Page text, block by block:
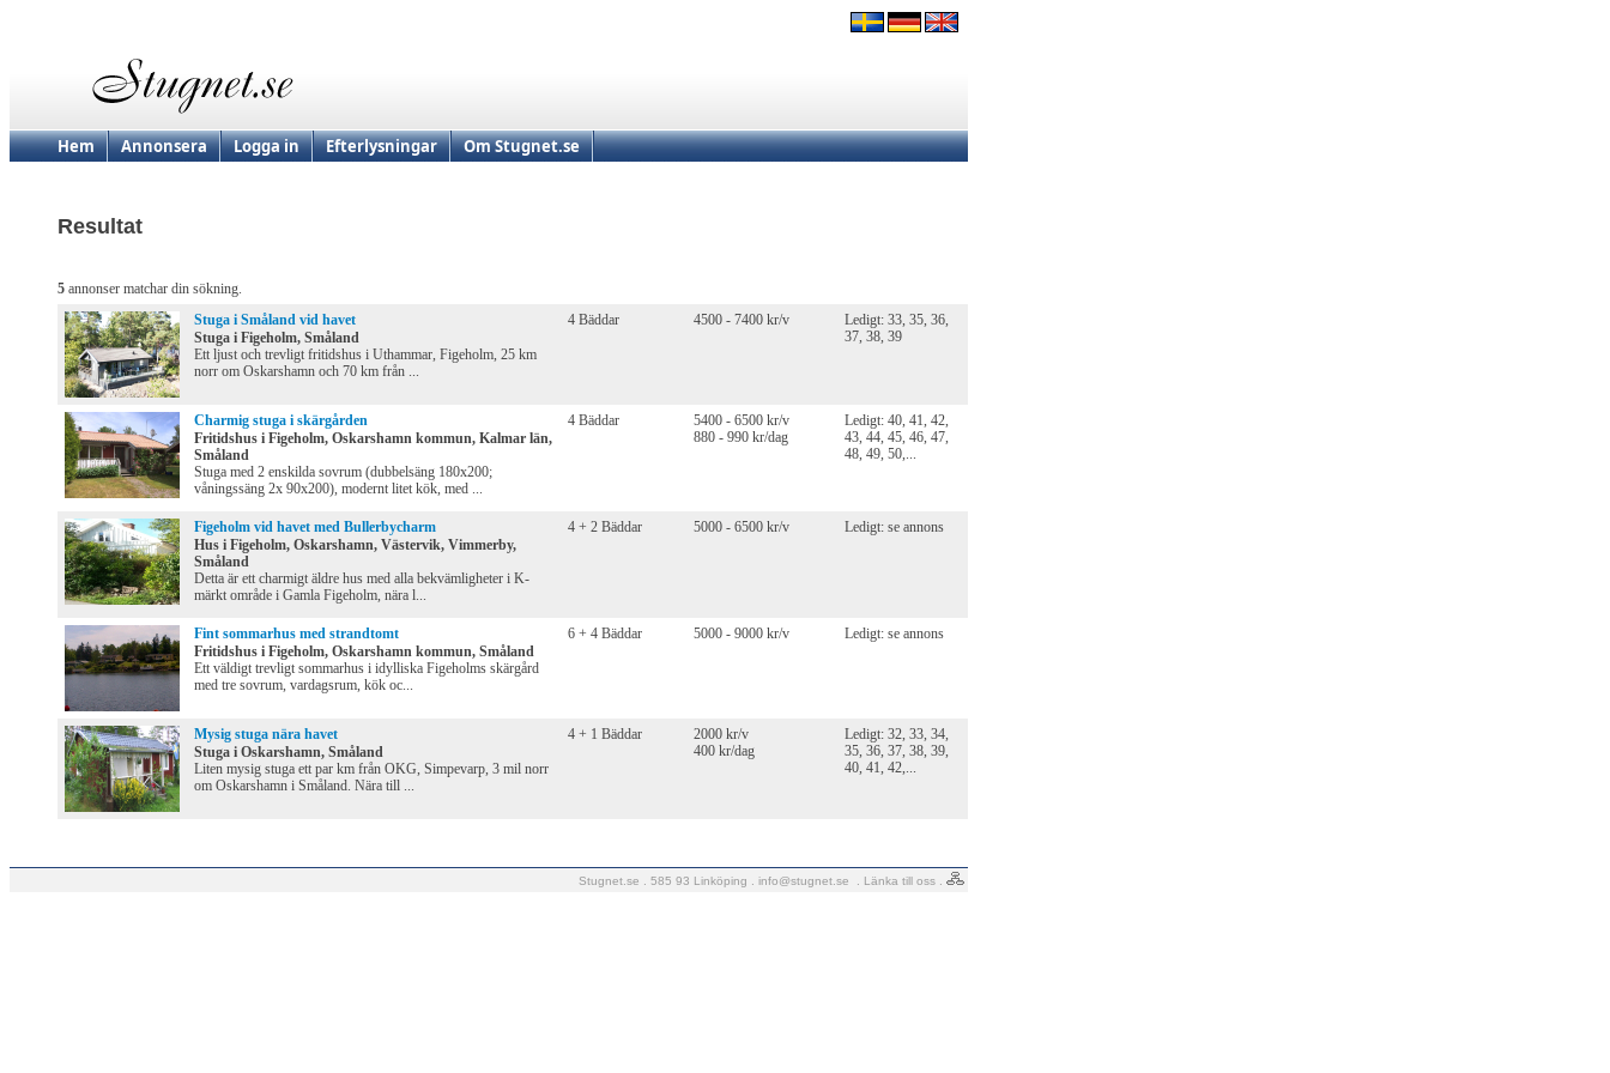
Hem Annonsera Logga in Efterlysningar Om Stugnet.se
Resultat
5 annonser matchar din sökning.
Stuga i Småland vid havet
Stuga i Figeholm, Småland
Ett ljust och trevligt fritidshus i Uthammar, Figeholm, 25 km
norr om Oskarshamn och 70 km från ...
4 Bäddar 4500 - 7400 kr/v
Ledigt: 33, 35, 36,
37, 38, 39
Charmig stuga i skärgården
Fritidshus i Figeholm, Oskarshamn kommun, Kalmar län,
Småland
Stuga med 2 enskilda sovrum (dubbelsäng 180x200;
våningssäng 2x 90x200), modernt litet kök, med ...
4 Bäddar
5400 - 6500 kr/v
880 - 990 kr/dag
Ledigt: 40, 41, 42,
43, 44, 45, 46, 47,
48, 49, 50,...
Figeholm vid havet med Bullerbycharm
Hus i Figeholm, Oskarshamn, Västervik, Vimmerby,
Småland
Detta är ett charmigt äldre hus med alla bekvämligheter i K-
märkt område i Gamla Figeholm, nära l...
4 + 2 Bäddar 5000 - 6500 kr/v Ledigt: se annons
Fint sommarhus med strandtomt
Fritidshus i Figeholm, Oskarshamn kommun, Småland
Ett väldigt trevligt sommarhus i idylliska Figeholms skärgård
med tre sovrum, vardagsrum, kök oc...
6 + 4 Bäddar 5000 - 9000 kr/v Ledigt: se annons
Mysig stuga nära havet
Stuga i Oskarshamn, Småland
Liten mysig stuga ett par km från OKG, Simpevarp, 3 mil norr
om Oskarshamn i Småland. Nära till ...
4 + 1 Bäddar
2000 kr/v
400 kr/dag
Ledigt: 32, 33, 34,
35, 36, 37, 38, 39,
40, 41, 42,...
Stugnet.se . 585 93 Linköping . info@stugnet.se Länka till oss